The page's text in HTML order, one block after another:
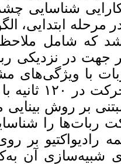
رادیواکتیو
الگوریتمی بر اساس
چون حرکت
ربات‌های دیگر بود.
مشخص مدل‌سازی
با۲۵فریم بر ثانیه
ماشین با استفاده
کرد. همچنین،
روی یکی از ربات‌ها
است. در